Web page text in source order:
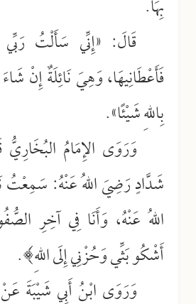
بِهَا.
قَالَ: «إِنِّي سَأَلْتُ رَبِّي
فَأَعْطَانِيهَا، وَهِيَ نَائِلَةٌ إِنْ
بِاللهِ شَيْئًا».
وَرَوَى الإِمَامُ البُخَارِيُّ
شَدَّادٍ رَضِيَ اللهُ عَنْهُ:
اللهُ عَنْهُ، وَأَنَا فِي آخِرِ
أَشْكُو بَثِّي وَحُزْنِي إِلَى اللهِ﴾.
وَرَوَى ابْنُ أَبِي شَيْبَةَ